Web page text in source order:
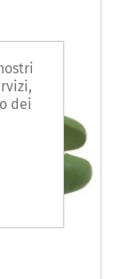
dei